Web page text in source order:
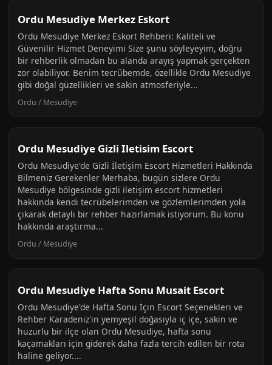
Ordu Mesudiye Merkez Eskort
Ordu Mesudiye Merkez Eskort Rehberi: Kaliteli ve
Güvenilir Hizmet Deneyimi Size şunu söyleyeyim, doğru
bir rehberlik olmadan bu alanda arayış yapmak gerçekten
zor olabiliyor. Benim tecrübemde, özellikle Ordu Mesudiye
gibi doğal güzellikleri ve sakin atmosferiyle...
Ordu / Mesudiye
Ordu Mesudiye Gizli Iletisim Escort
Ordu Mesudiye'de Gizli İletişim Escort Hizmetleri Hakkında
Bilmeniz Gerekenler Merhaba, bugün sizlere Ordu
Mesudiye bölgesinde gizli iletişim escort hizmetleri
hakkında kendi tecrübelerimden ve gözlemlerimden yola
çıkarak detaylı bir rehber hazırlamak istiyorum. Bu konu
hakkında araştırma...
Ordu / Mesudiye
Ordu Mesudiye Hafta Sonu Musait Escort
Ordu Mesudiye'de Hafta Sonu İçin Escort Seçenekleri ve
Rehber Karadeniz'in yemyeşil doğasıyla iç içe, sakin ve
huzurlu bir ilçe olan Ordu Mesudiye, hafta sonu
kaçamakları için giderek daha fazla tercih edilen bir rota
haline geliyor....